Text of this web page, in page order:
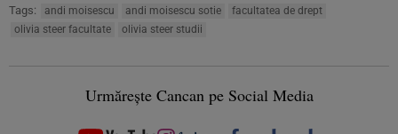
Tags: andi moisescu andi moisescu sotie
facultatea de drept
olivia steer facultate
olivia steer studii
Urmărește Cancan pe Social Media